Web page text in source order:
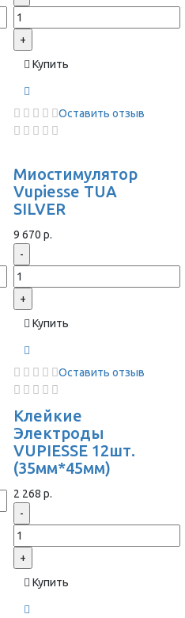
+
Купить
Оставить отзыв
Миостимулятор
Vupiesse TUA
SILVER
9 670 р.
-
+
Купить
Оставить отзыв
Клейкие
Электроды
VUPIESSE 12шт.
(35мм*45мм)
2 268 р.
-
+
Купить